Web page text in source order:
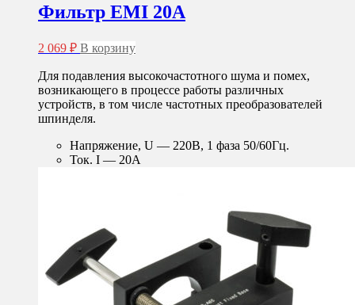
Фильтр EMI 20A
2 069 ₽ В корзину
Для подавления высокочастотного шума и помех,
возникающего в процессе работы различных
устройств, в том числе частотных преобразователей
шпинделя.
Напряжение, U — 220B, 1 фаза 50/60Гц.
Ток. I — 20A